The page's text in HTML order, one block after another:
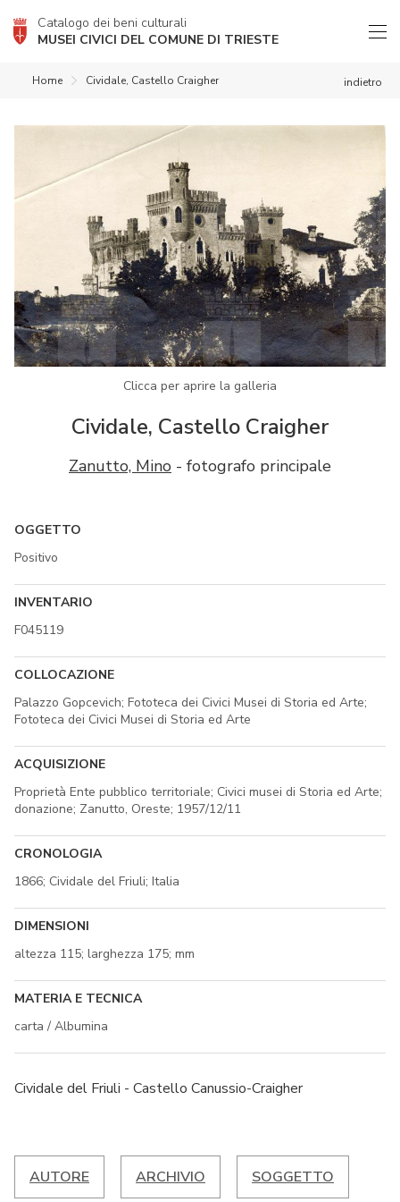
Catalogo dei beni culturali
MUSEI CIVICI DEL COMUNE DI TRIESTE
indietro
Home Cividale, Castello Craigher
Clicca per aprire la galleria
Cividale, Castello Craigher
Zanutto, Mino - fotografo principale
OGGETTO
Positivo
INVENTARIO
F045119
COLLOCAZIONE
Palazzo Gopcevich; Fototeca dei Civici Musei di Storia ed Arte;
Fototeca dei Civici Musei di Storia ed Arte
ACQUISIZIONE
Proprietà Ente pubblico territoriale; Civici musei di Storia ed Arte;
donazione; Zanutto, Oreste; 1957/12/11
CRONOLOGIA
1866; Cividale del Friuli; Italia
DIMENSIONI
altezza 115; larghezza 175; mm
MATERIA E TECNICA
carta / Albumina
Cividale del Friuli - Castello Canussio-Craigher
AUTORE ARCHIVIO SOGGETTO